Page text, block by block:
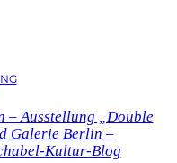
Ausstellung „Double
Galerie Berlin –
Kultur-Blog